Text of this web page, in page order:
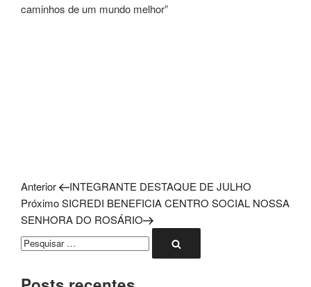
caminhos de um mundo melhor”
Navegação
de
Post
Post
anterior
Anterior
INTEGRANTE DESTAQUE DE JULHO
Próximo
post
PróximoSICREDI BENEFICIA CENTRO SOCIAL NOSSA
SENHORA DO ROSÁRIO
Pesquisar
por: